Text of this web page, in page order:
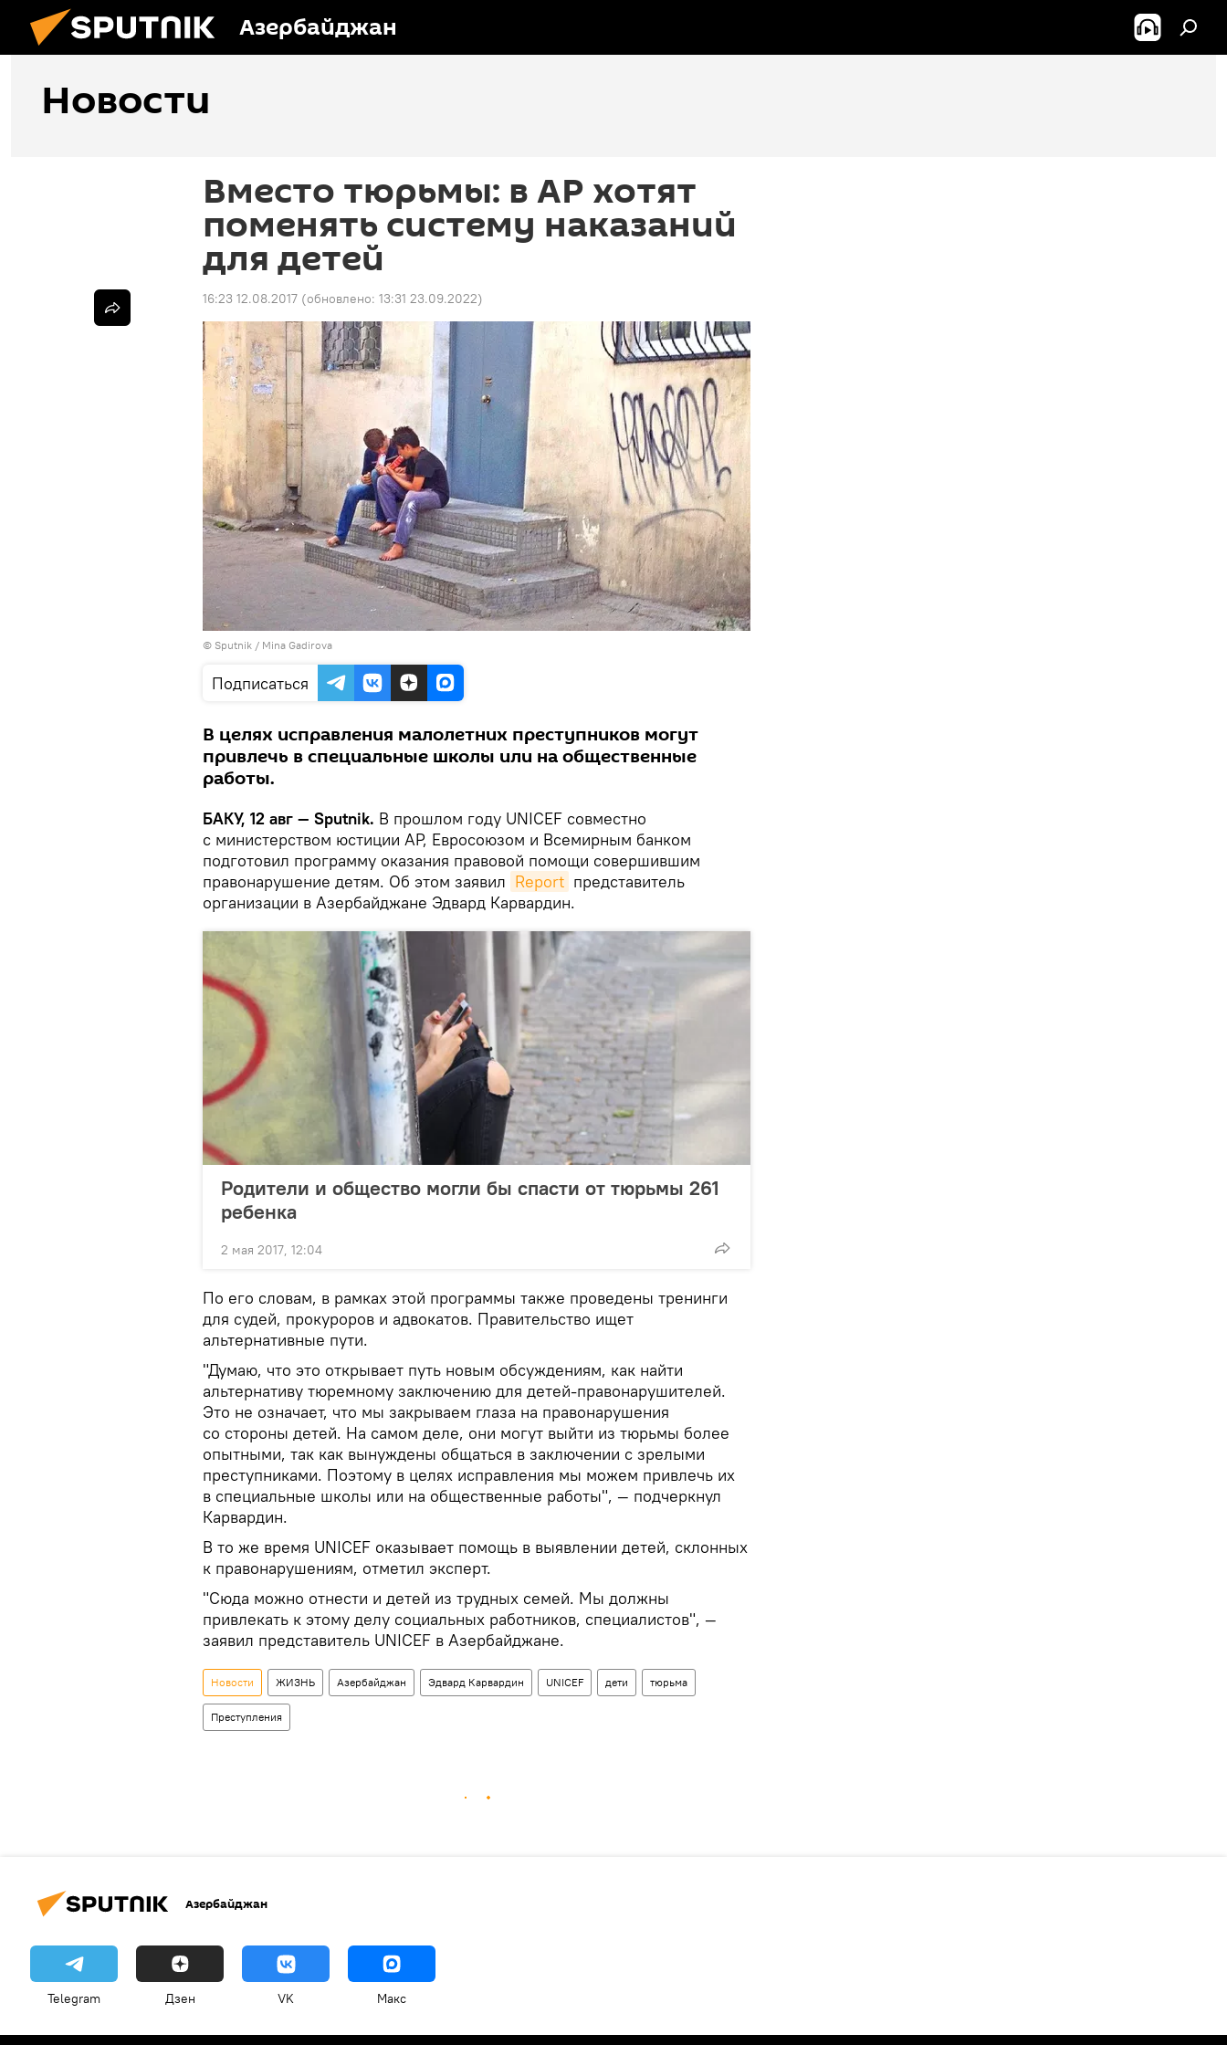
Азербайджан
Новости
Вместо тюрьмы: в АР хотят
поменять систему наказаний
для детей
16:23 12.08.2017 (обновлено: 13:31 23.09.2022)
© Sputnik / Mina Gadirova
Подписаться
В целях исправления малолетних преступников могут
привлечь в специальные школы или на общественные
работы.
БАКУ, 12 авг — Sputnik. В прошлом году UNICEF совместно
с министерством юстиции АР, Евросоюзом и Всемирным банком
подготовил программу оказания правовой помощи совершившим
правонарушение детям. Об этом заявил Report представитель
организации в Азербайджане Эдвард Карвардин.
Родители и общество могли бы спасти от тюрьмы 261
ребенка
2 мая 2017, 12:04
По его словам, в рамках этой программы также проведены тренинги
для судей, прокуроров и адвокатов. Правительство ищет
альтернативные пути.
"Думаю, что это открывает путь новым обсуждениям, как найти
альтернативу тюремному заключению для детей-правонарушителей.
Это не означает, что мы закрываем глаза на правонарушения
со стороны детей. На самом деле, они могут выйти из тюрьмы более
опытными, так как вынуждены общаться в заключении с зрелыми
преступниками. Поэтому в целях исправления мы можем привлечь их
в специальные школы или на общественные работы", — подчеркнул
Карвардин.
В то же время UNICEF оказывает помощь в выявлении детей, склонных
к правонарушениям, отметил эксперт.
"Сюда можно отнести и детей из трудных семей. Мы должны
привлекать к этому делу социальных работников, специалистов", —
заявил представитель UNICEF в Азербайджане.
Новости ЖИЗНЬ Азербайджан Эдвард Карвардин UNICEF дети тюрьма
Преступления
Азербайджан
Telegram Дзен VK Макс